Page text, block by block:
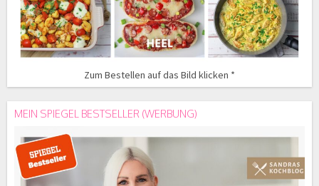
Zum Bestellen auf das Bild klicken *
MEIN SPIEGEL BESTSELLER (WERBUNG)